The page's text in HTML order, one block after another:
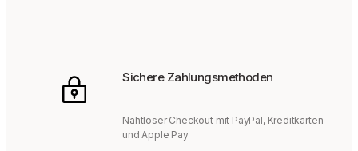
Sichere Zahlungsmethoden
Nahtloser Checkout mit PayPal, Kreditkarten
und Apple Pay